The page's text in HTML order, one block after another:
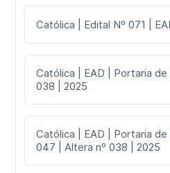
Católica | Edital Nº 071 |
Católica | EAD | Portaria
038 | 2025
Católica | EAD | Portaria
047 | Altera nº 038 | 2025